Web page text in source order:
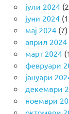
јули 2024
јуни 2024
мај 2024(7)
април 2024
март 2024
февруари
јануари
декември
ноември
октомври